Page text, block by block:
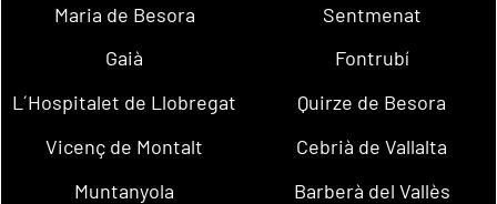
Maria de Besora
Sentmenat
Gaià
Fontrubí
L´Hospitalet de Llobregat
Quirze de Besora
Vicenç de Montalt
Cebrià de Vallalta
Muntanyola
Barberà del Vallès